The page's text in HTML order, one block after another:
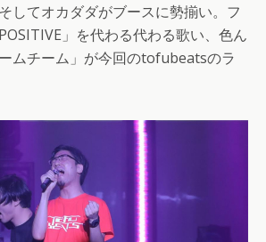
してオカダダがブースに勢揃い。フ
」を代わる代わる歌い、色ん
ムチーム」が今回のtofubeatsのラ